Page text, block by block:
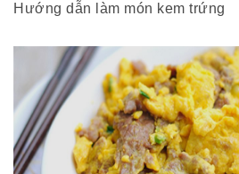
Hướng dẫn làm món kem trứng